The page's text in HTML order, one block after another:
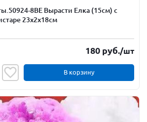
8ВЕ Вырасти Елка (15см) с
23х2х18см
180 руб./шт
В корзину